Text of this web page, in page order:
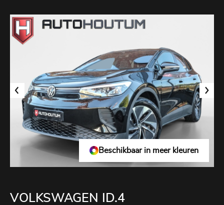
Beschikbaar in meer kleuren
VOLKSWAGEN ID.4